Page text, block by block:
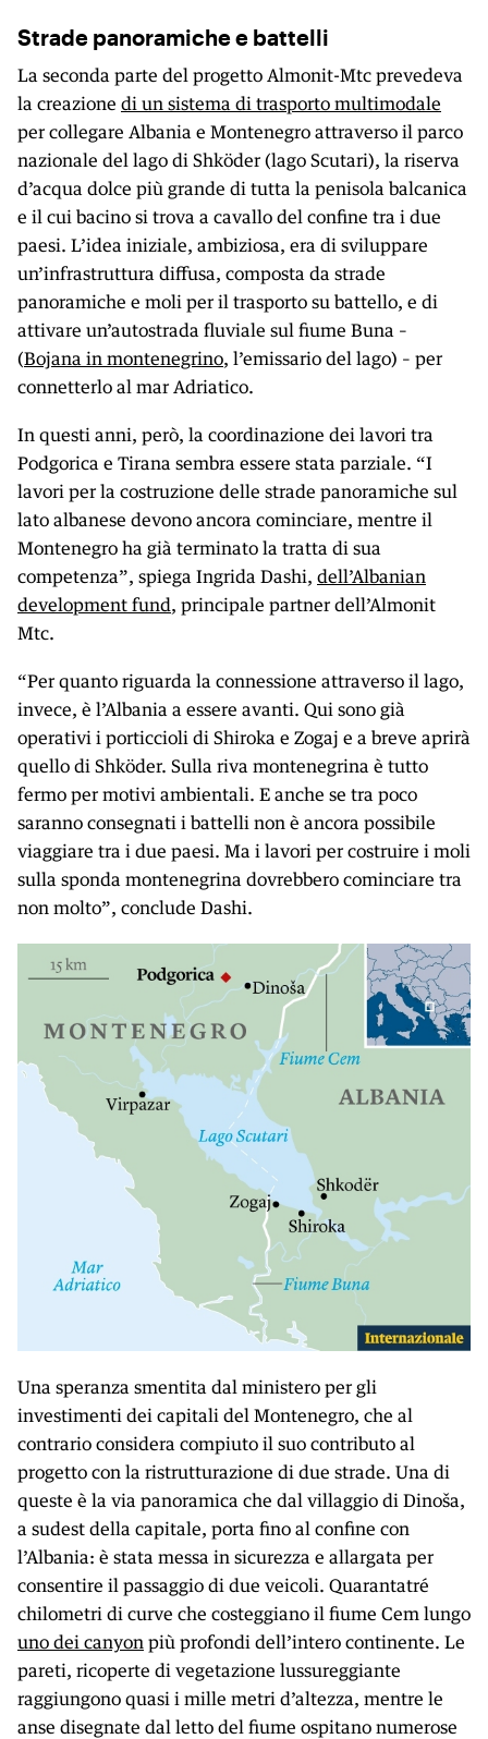
Strade panoramiche e battelli
La seconda parte del progetto Almonit-Mtc prevedeva
la creazione di un sistema di trasporto multimodale
per collegare Albania e Montenegro attraverso il parco
nazionale del lago di Shköder (lago Scutari), la riserva
d’acqua dolce più grande di tutta la penisola balcanica
e il cui bacino si trova a cavallo del confine tra i due
paesi. L’idea iniziale, ambiziosa, era di sviluppare
un’infrastruttura diffusa, composta da strade
panoramiche e moli per il trasporto su battello, e di
attivare un’autostrada fluviale sul fiume Buna –
(Bojana in montenegrino, l’emissario del lago) – per
connetterlo al mar Adriatico.
In questi anni, però, la coordinazione dei lavori tra
Podgorica e Tirana sembra essere stata parziale. “I
lavori per la costruzione delle strade panoramiche sul
lato albanese devono ancora cominciare, mentre il
Montenegro ha già terminato la tratta di sua
competenza”, spiega Ingrida Dashi, dell’Albanian
development fund, principale partner dell’Almonit
Mtc.
“Per quanto riguarda la connessione attraverso il lago,
invece, è l’Albania a essere avanti. Qui sono già
operativi i porticcioli di Shiroka e Zogaj e a breve aprirà
quello di Shköder. Sulla riva montenegrina è tutto
fermo per motivi ambientali. E anche se tra poco
saranno consegnati i battelli non è ancora possibile
viaggiare tra i due paesi. Ma i lavori per costruire i moli
sulla sponda montenegrina dovrebbero cominciare tra
non molto”, conclude Dashi.
Una speranza smentita dal ministero per gli
investimenti dei capitali del Montenegro, che al
contrario considera compiuto il suo contributo al
progetto con la ristrutturazione di due strade. Una di
queste è la via panoramica che dal villaggio di Dinoša,
a sudest della capitale, porta fino al confine con
l’Albania: è stata messa in sicurezza e allargata per
consentire il passaggio di due veicoli. Quarantatré
chilometri di curve che costeggiano il fiume Cem lungo
uno dei canyon più profondi dell’intero continente. Le
pareti, ricoperte di vegetazione lussureggiante
raggiungono quasi i mille metri d’altezza, mentre le
anse disegnate dal letto del fiume ospitano numerose